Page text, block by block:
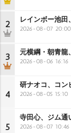
2 レインボー池
2026-08-07 20:00
3 元横綱・朝青龍
2026-08-06 16:16
4
研ナオコ、コン
2026-08-05 15:10
5
寺田心、ジム
2026-08-07 10:46